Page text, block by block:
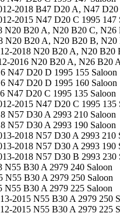
2018 B47 D20 A, N47 D20
2015 N47 D20 C 1995 147
N20 B20 A, N20 B20 C, N26
N20 B20 A, N20 B20 B, N20
2018 N20 B20 A, N20 B20
2016 N20 B20 A, N26 B20
N47 D20 D 1995 155 Saloon
N47 D20 D 1995 160 Saloon
N47 D20 C 1995 135 Saloon
2015 N47 D20 C 1995 135
N57 D30 A 2993 210 Saloon
N57 D30 A 2993 190 Saloon
2018 N57 D30 A 2993 210
2018 N57 D30 A 2993 190
2018 N57 D30 B 2993 230
B30 A 2979 240 Saloon
B30 A 2979 250 Saloon
B30 A 2979 225 Saloon
2015 N55 B30 A 2979 250
2015 N55 B30 A 2979 225